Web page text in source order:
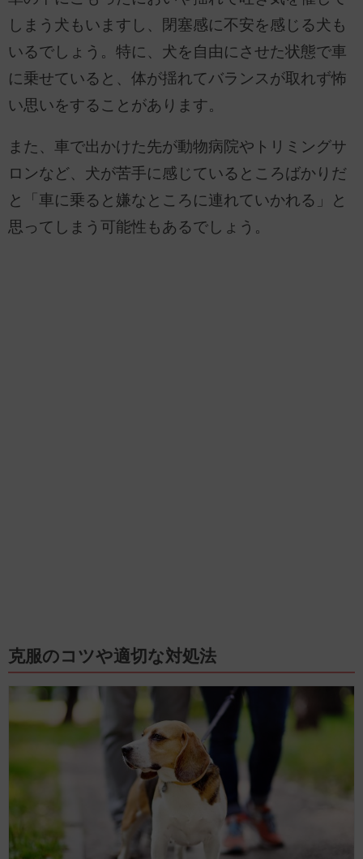
しまう犬もいますし、閉塞感に不安を感じる犬も
いるでしょう。特に、犬を自由にさせた状態で車
に乗せていると、体が揺れてバランスが取れず怖
い思いをすることがあります。
また、車で出かけた先が動物病院やトリミングサ
ロンなど、犬が苦手に感じているところばかりだ
と「車に乗ると嫌なところに連れていかれる」と
思ってしまう可能性もあるでしょう。
克服のコツや適切な対処法